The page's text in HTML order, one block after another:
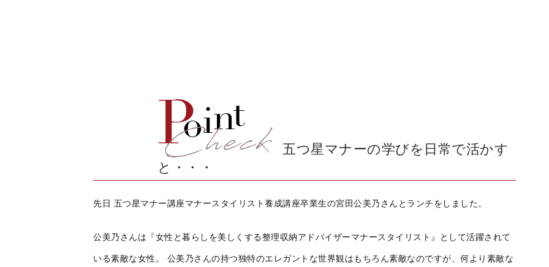
五つ星マナーの学びを日常で活かす
と・・・
先日 五つ星マナー講座マナースタイリスト養成講座卒業生の宮田公美乃さんとランチをしました。
公美乃さんは『女性と暮らしを美しくする整理収納アドバイザーマナースタイリスト』として活躍されて
いる素敵な女性。 公美乃さんの持つ独特のエレガントな世界観はもちろん素敵なのですが、何より素敵な